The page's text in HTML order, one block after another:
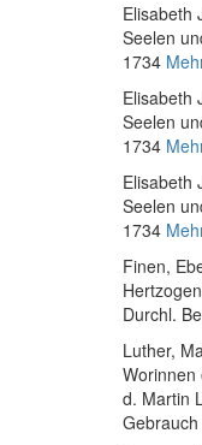
Elisabeth
Seelen
1734
Elisabeth
Seelen
1734
Elisabeth
Seelen
1734
Finen,
Durchl.
Luther,
Worinnen
d. Martin